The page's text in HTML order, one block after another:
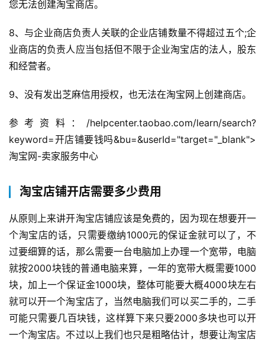
媒
体
E
优
化
察
电
商
运
营
直
登录 注册
您无法创建淘宝商店。
8、与企业商店负责人关联的企业店铺数量不得超过五个;企
业商店的负责人应当包括但不限于企业淘宝店的法人，股东
和经营者。
9、没有发出芝麻信用授权，也无法在淘宝网上创建商店。
参考资料：/helpcenter.taobao.com/learn/search?
keyword=开店铺要钱吗&bu=&userId="target="_blank">
淘宝网-卖家服务中心
淘宝店铺开店需要多少费用
从原则上来讲开淘宝店铺应该是免费的，因为现在想要开一
个淘宝店的话，只需要缴纳1000元的保证金就可以了，不
过要细算的话，那么需要一台电脑加上办理一个宽带，电脑
就按2000块钱的普通电脑来算，一年的宽带大概需要1000
块，加上一个保证金1000块，整体可能要大概4000块左右
就可以开一个淘宝店了，当然电脑我们可以买二手的，二手
可能只需要几百块钱，这样算下来只要2000多块也可以开
一个淘宝店。不过以上我们也只是粗略估计，想要让淘宝店